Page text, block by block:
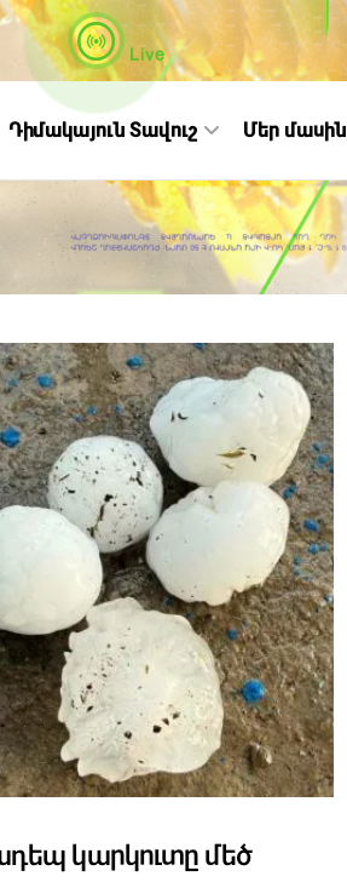
Live
Դիմակայուն Տավուշ Մեր մասին
կարկուտը մեծ